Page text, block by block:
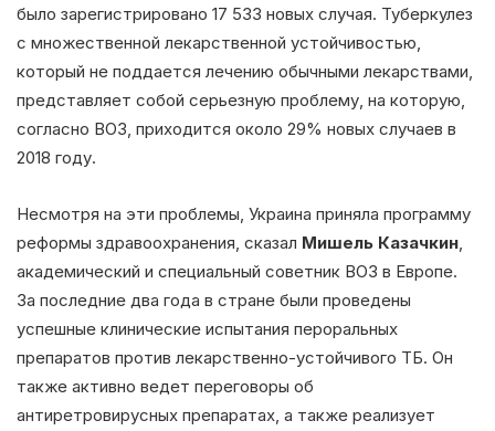
было зарегистрировано 17 533 новых случая. Туберкулез
с множественной лекарственной устойчивостью,
который не поддается лечению обычными лекарствами,
представляет собой серьезную проблему, на которую,
согласно ВОЗ, приходится около 29% новых случаев в
2018 году.
Несмотря на эти проблемы, Украина приняла программу
реформы здравоохранения, сказал Мишель Казачкин
академический и специальный советник ВОЗ в Европе.
За последние два года в стране были проведены
успешные клинические испытания пероральных
препаратов против лекарственно-устойчивого ТБ. Он
также активно ведет переговоры об
антиретровирусных препаратах, а также реализует